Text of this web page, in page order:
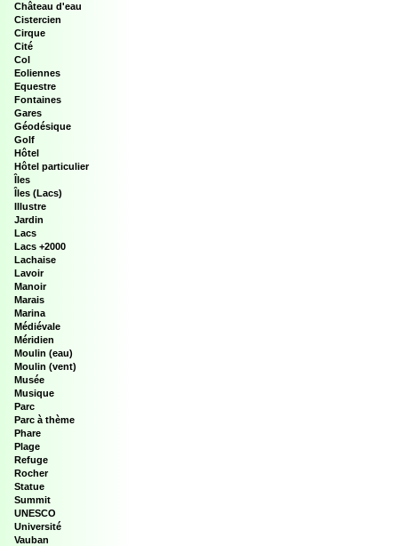
Château d'eau
Cistercien
Cirque
Cité
Col
Eoliennes
Equestre
Fontaines
Gares
Géodésique
Golf
Hôtel
Hôtel particulier
Îles
Îles (Lacs)
Illustre
Jardin
Lacs
Lacs +2000
Lachaise
Lavoir
Manoir
Marais
Marina
Médiévale
Méridien
Moulin (eau)
Moulin (vent)
Musée
Musique
Parc
Parc à thème
Phare
Plage
Refuge
Rocher
Statue
Summit
UNESCO
Université
Vauban